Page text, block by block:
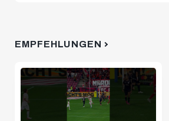
EMPFEHLUNGEN